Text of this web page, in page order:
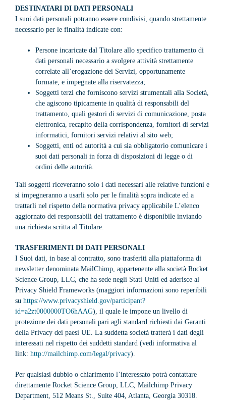
DESTINATARI DI DATI PERSONALI
I suoi dati personali potranno essere condivisi, quando strettamente
necessario per le finalità indicate con:
Persone incaricate dal Titolare allo specifico trattamento di
dati personali necessario a svolgere attività strettamente
correlate all’erogazione dei Servizi, opportunamente
formate, e impegnate alla riservatezza;
Soggetti terzi che forniscono servizi strumentali alla Società,
che agiscono tipicamente in qualità di responsabili del
trattamento, quali gestori di servizi di comunicazione, posta
elettronica, recapito della corrispondenza, fornitori di servizi
informatici, fornitori servizi relativi al sito web;
Soggetti, enti od autorità a cui sia obbligatorio comunicare i
suoi dati personali in forza di disposizioni di legge o di
ordini delle autorità.
Tali soggetti riceveranno solo i dati necessari alle relative funzioni e
si impegneranno a usarli solo per le finalità sopra indicate ed a
trattarli nel rispetto della normativa privacy applicabile L’elenco
aggiornato dei responsabili del trattamento è disponibile inviando
una richiesta scritta al Titolare.
TRASFERIMENTI DI DATI PERSONALI
I Suoi dati, in base al contratto, sono trasferiti alla piattaforma di
newsletter denominata MailChimp, appartenente alla società Rocket
Science Group, LLC, che ha sede negli Stati Uniti ed aderisce al
Privacy Shield Frameworks (maggiori informazioni sono reperibili
su https://www.privacyshield.gov/participant?
id=a2zt0000000TO6hAAG), il quale le impone un livello di
protezione dei dati personali pari agli standard richiesti dai Garanti
della Privacy dei paesi UE. La suddetta società tratterà i dati degli
interessati nel rispetto dei suddetti standard (vedi informativa al
link: http://mailchimp.com/legal/privacy).
Per qualsiasi dubbio o chiarimento l’interessato potrà contattare
direttamente Rocket Science Group, LLC, Mailchimp Privacy
Department, 512 Means St., Suite 404, Atlanta, Georgia 30318.